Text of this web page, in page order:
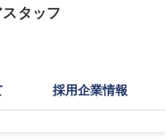
タッフ
採用企業情報